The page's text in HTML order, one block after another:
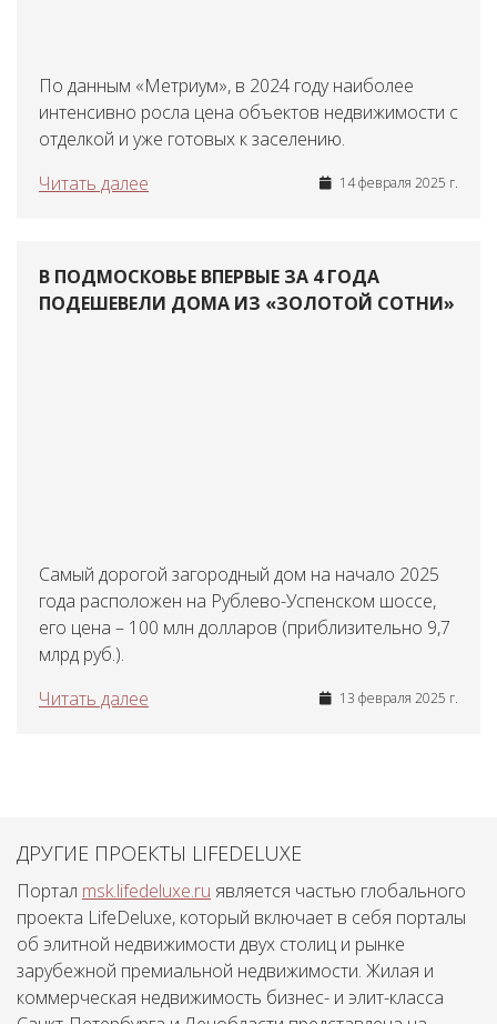
По данным «Метриум», в 2024 году наиболее
интенсивно росла цена объектов недвижимости с
отделкой и уже готовых к заселению.
Читать далее
14 февраля 2025 г.
В ПОДМОСКОВЬЕ ВПЕРВЫЕ ЗА 4 ГОДА
ПОДЕШЕВЕЛИ ДОМА ИЗ «ЗОЛОТОЙ СОТНИ»
Самый дорогой загородный дом на начало 2025
года расположен на Рублево-Успенском шоссе,
его цена – 100 млн долларов (приблизительно 9,7
млрд руб.).
Читать далее
13 февраля 2025 г.
ДРУГИЕ ПРОЕКТЫ LIFEDELUXE
Портал msk.lifedeluxe.ru является частью глобального
проекта LifeDeluxe, который включает в себя порталы
об элитной недвижимости двух столиц и рынке
зарубежной премиальной недвижимости. Жилая и
коммерческая недвижимость бизнес- и элит-класса